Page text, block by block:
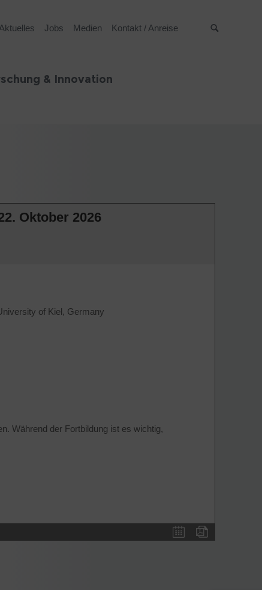
Aktuelles Jobs Medien Kontakt / Anreise
& Innovation
Oktober 2026
of Kiel, Germany
Während der Fortbildung ist es wichtig,